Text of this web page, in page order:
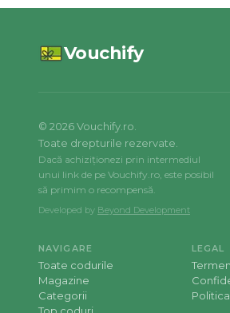
Vouchify
© 2026Vouchify.ro.
Toate drepturile rezervate.
Dacă achiziționezi prin intermediul
unui link de pe Vouchify.ro, este posibil
să primim o recompensă.
Developed by Beyond Development
NAVIGARE
Toate codurile
Magazine
Categorii
LEGAL